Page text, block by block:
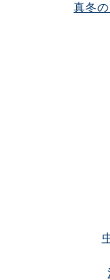
真冬